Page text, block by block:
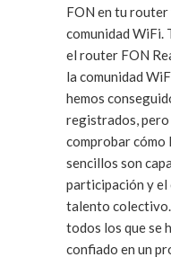
FON en tu
comunidad WiFi.
el router FON
la comunidad
hemos
registrados,
comprobar cómo
sencillos son
participación y el
talento colectivo. Vuestro talento y el de
todos los que se
confiado en un